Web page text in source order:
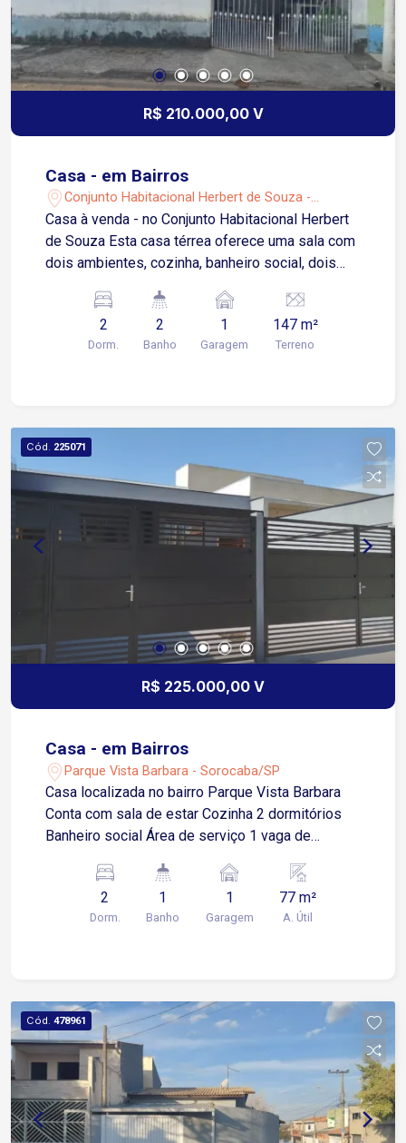
R$ 210.000,00 V
Casa - em Bairros
Conjunto Habitacional Herbert de Souza -
Sorocaba/SP
Casa à venda - no Conjunto Habitacional Herbert
de Souza Esta casa térrea oferece uma sala com
dois ambientes, cozinha, banheiro social, dois
garagem cobertas. Acabamento Interno: Todo o
interior possui piso cerâmico. A cozinha e o
banheiro revestimento até o teto. Banheiro
cozinha e banheiro Descrição do Bairro:
Localizado em uma região com infraestrutura
completa de comércios e serviços. Descrição do
Entorno: Próximo a mercados, colégios,
farmácias, posto de combustível e transporte
público.
2
Dorm.
2
Banho
1
Garagem
147 m²
Terreno
Cód. 225071
R$ 225.000,00 V
Casa - em Bairros
Parque Vista Barbara - Sorocaba/SP
Casa localizada no bairro Parque Vista Barbara
Conta com sala de estar Cozinha 2 dormitórios
Banheiro social Área de serviço 1 vaga de
2
Dorm.
1
Banho
1
Garagem
77 m²
A. Útil
Cód. 478961